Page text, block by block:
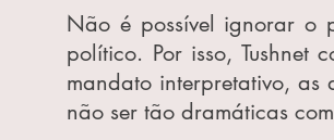
Não é possível ignorar o
político. Por isso, Tushnet
mandato interpretativo,
não ser tão dramáticas